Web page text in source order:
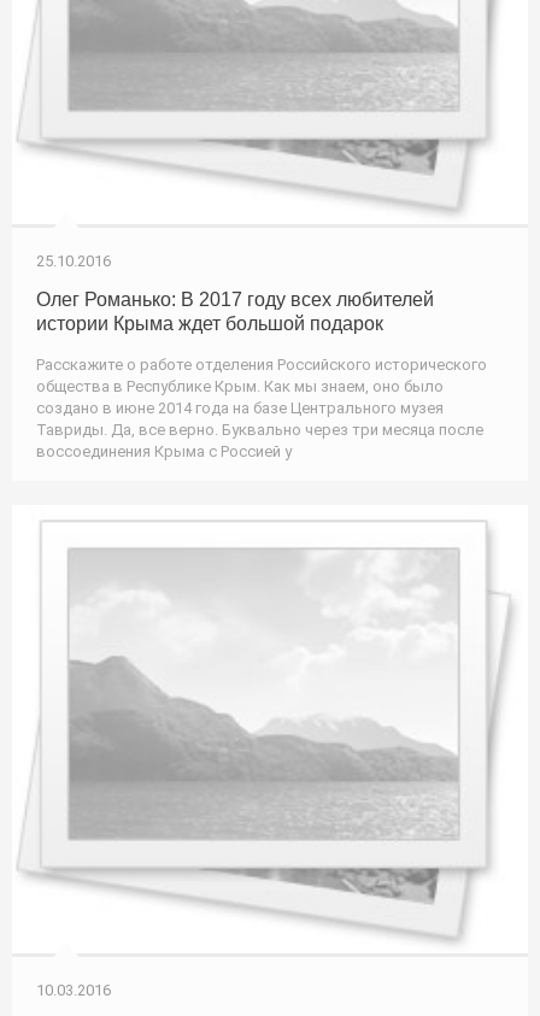
25.10.2016
Олег Романько: В 2017 году всех любителей
истории Крыма ждет большой подарок
Расскажите о работе отделения Российского исторического
общества в Республике Крым. Как мы знаем, оно было
создано в июне 2014 года на базе Центрального музея
Тавриды. Да, все верно. Буквально через три месяца после
воссоединения Крыма с Россией у
10.03.2016